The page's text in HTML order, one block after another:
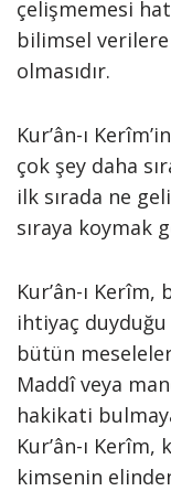
çelişmemesi
bilimsel
olmasıdır.
Kur’ân-ı
çok şey daha
ilk sırada ne
sıraya koymak
Kur’ân-ı
ihtiyaç duyduğu
bütün
Maddî veya
hakikati
Kur’ân-ı Kerîm,
kimsenin